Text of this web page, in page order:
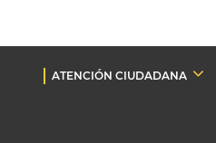
ATENCIÓN CIUDADANA